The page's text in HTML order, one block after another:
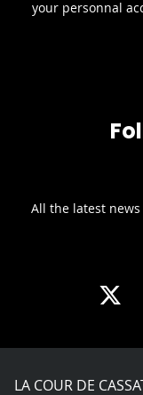
your personnal
All the latest
X
LA COUR DE